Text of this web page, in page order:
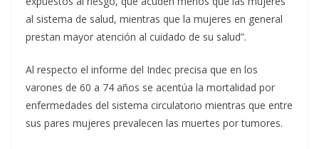
al sistema de salud, mientras que la mujeres en general
prestan mayor atención al cuidado de su salud”.
Al respecto el informe del Indec precisa que en los
varones de 60 a 74 años se acentúa la mortalidad por
enfermedades del sistema circulatorio mientras que entre
sus pares mujeres prevalecen las muertes por tumores.